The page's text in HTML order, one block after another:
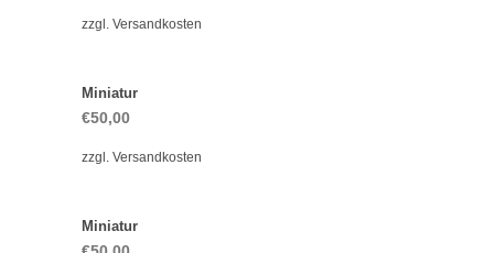
zzgl. Versandkosten
Miniatur
€50,00
zzgl. Versandkosten
Miniatur